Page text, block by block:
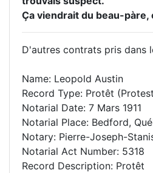
Ça viendrait du beau-pàre,
D'autres contrats pris dans
Name: Leopold Austin
Record Type: Protêt
Notarial Date: 7 Mars 1911
Notarial Place: Bedford,
Notary: Pierre-Joseph-
Notarial Act Number: 5318
Record Description: Protêt